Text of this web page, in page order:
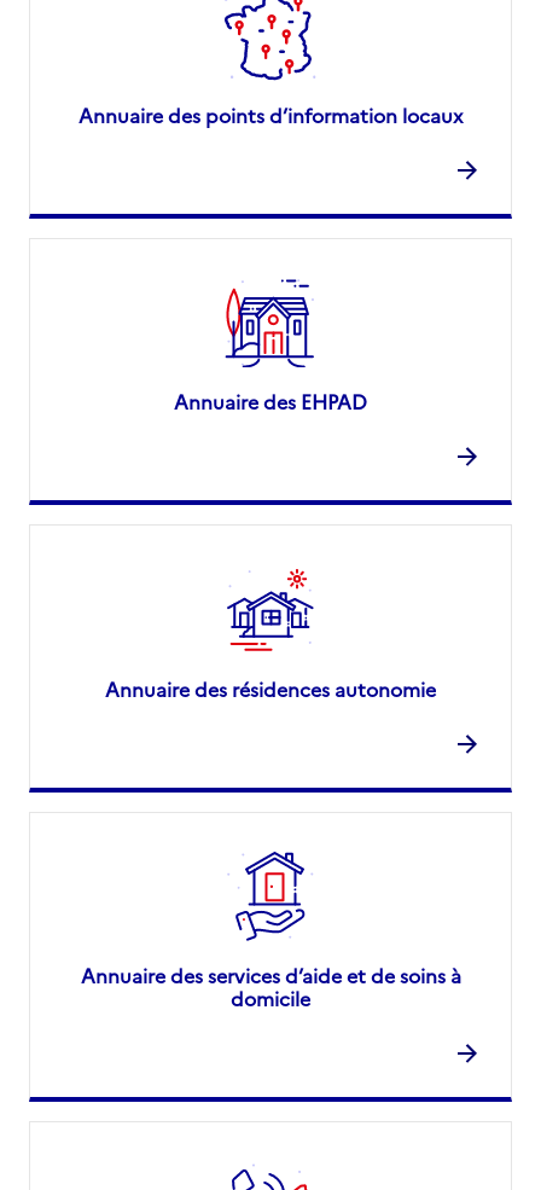
Annuaire des points d’information locaux
Annuaire des EHPAD
Annuaire des résidences autonomie
Annuaire des services d’aide et de soins à
domicile